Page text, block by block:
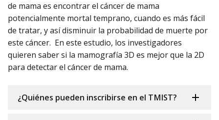
de mama es encontrar el cáncer de mama
potencialmente mortal temprano, cuando es más fácil
de tratar, y así disminuir la probabilidad de muerte por
este cáncer. En este estudio, los investigadores
quieren saber si la mamografía 3D es mejor que la 2D
para detectar el cáncer de mama.
¿Quiénes pueden inscribirse en el TMIST?